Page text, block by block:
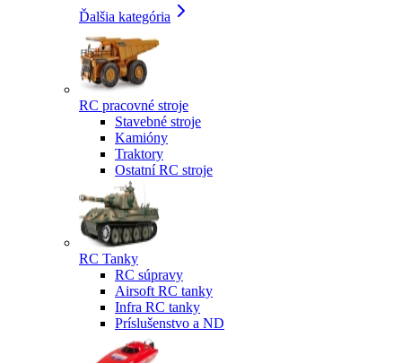
Ďalšia kategória
RC pracovné stroje
Stavebné stroje
Kamióny
Traktory
Ostatní RC stroje
RC Tanky
RC súpravy
Airsoft RC tanky
Infra RC tanky
Príslušenstvo a ND